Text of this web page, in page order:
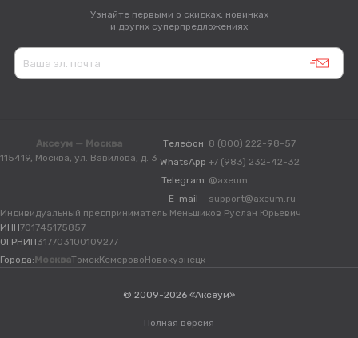
Узнайте первыми о скидках, новинках
и других суперпредложениях
Аксеум — Москва
115419, Москва, ул. Вавилова, д. 3
Телефон 8 (800) 222-98-57
WhatsApp +7 (983) 232-42-32
Telegram @axeum
E-mail
support@axeum.ru
Индивидуальный предприниматель Меньшиков Руслан Юрьевич
ИНН701745175857
ОГРНИП317703100109277
Города: МоскваТомскКемеровоНовокузнецк
© 2009-2026 «Аксеум»
Полная версия